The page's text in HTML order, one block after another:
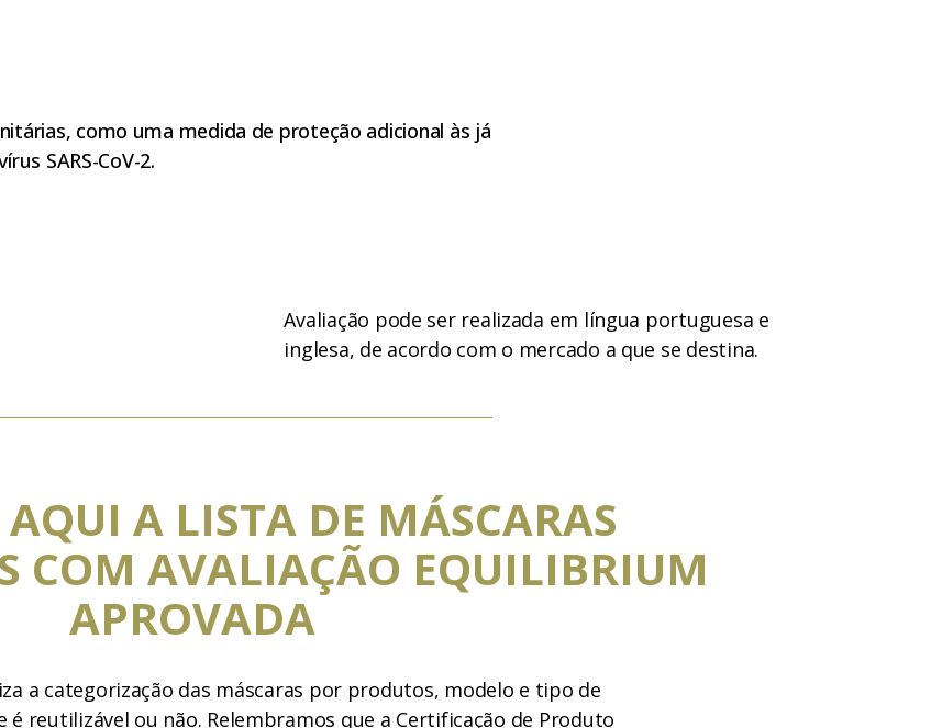
como uma medida de proteção adicional às já
SARS-CoV-2.
Avaliação pode ser realizada em língua portuguesa e
inglesa, de acordo com o mercado a que se destina.
A LISTA DE MÁSCARAS
COM AVALIAÇÃO EQUILIBRIUM
APROVADA
a categorização das máscaras por produtos, modelo e tipo de
é reutilizável ou não. Relembramos que a Certificação de Produto